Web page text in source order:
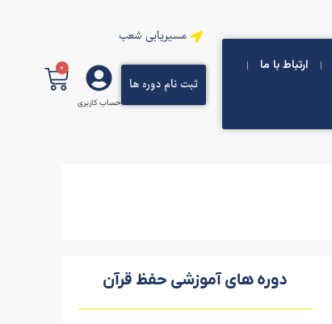
ارتباط با ما
مسیریابی شعب
ثبت نام دوره ها
حساب کاربری
0
دوره های آموزشی حفظ قرآن